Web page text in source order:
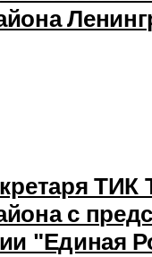
ТИК
с
"Единая